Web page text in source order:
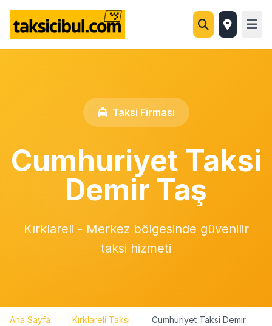
Taksi Firması
Cumhuriyet Taksi
Demir Taş
Kırklareli - Merkez bölgesinde güvenilir
taksi hizmeti
Ana Sayfa Kırklareli Taksi
Cumhuriyet Taksi Demir